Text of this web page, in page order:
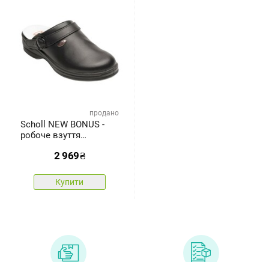
продано
Scholl NEW BONUS -
робоче взуття
2 969₴
Купити